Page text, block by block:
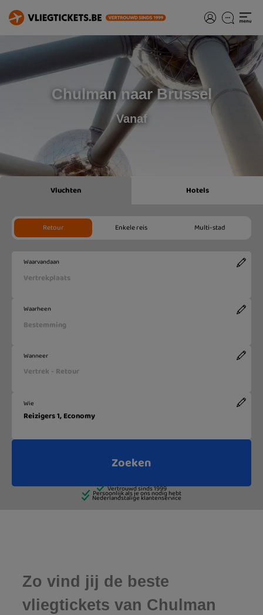
Chulman naar Brussel
Vanaf
Zo vind jij de beste
vliegtickets van Chulman